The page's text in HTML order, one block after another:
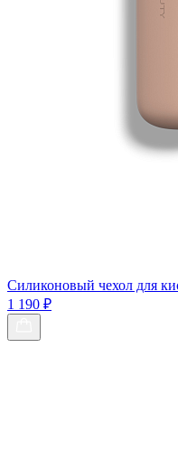
Силиконовый чехол для
1 190 ₽